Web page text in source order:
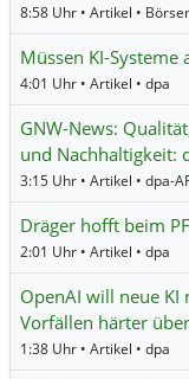
8:58 Uhr • Artikel •
Müssen KI-
4:01 Uhr • Artikel • dpa
GNW-News:
und Nachhaltigkeit:
3:15 Uhr • Artikel • dpa-
Dräger hofft beim
2:01 Uhr • Artikel • dpa
OpenAI will neue KI
Vorfällen härter
1:38 Uhr • Artikel • dpa